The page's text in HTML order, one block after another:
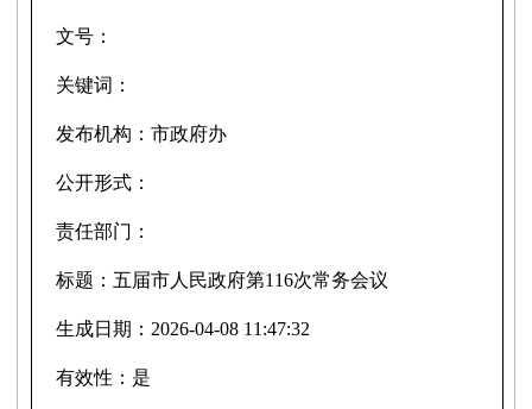
文号：
关键词：
发布机构：市政府办
公开形式：
责任部门：
标题： 五届市人民政府第116次常务会议
生成日期： 2026-04-08 11:47:32
有效性： 是